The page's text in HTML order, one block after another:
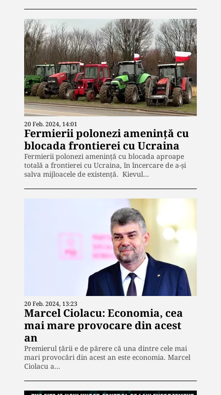
20 Feb. 2024, 14:01
Fermierii polonezi amenință cu
blocada frontierei cu Ucraina
Fermierii polonezi amenință cu blocada aproape
totală a frontierei cu Ucraina, în încercare de a-şi
salva mijloacele de existenţă. Kievul…
20 Feb. 2024, 13:23
Marcel Ciolacu: Economia, cea
mai mare provocare din acest
an
Premierul țării e de părere că una dintre cele mai
mari provocări din acest an este economia. Marcel
Ciolacu a…